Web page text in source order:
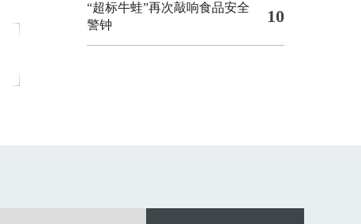
“超标牛蛙”再次敲响食品安全
警钟
10